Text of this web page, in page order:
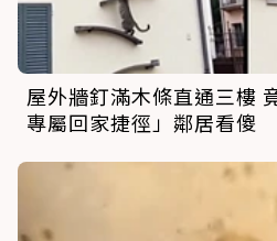
屋外牆釘滿木條直通三樓
專屬回家捷徑」鄰居看傻